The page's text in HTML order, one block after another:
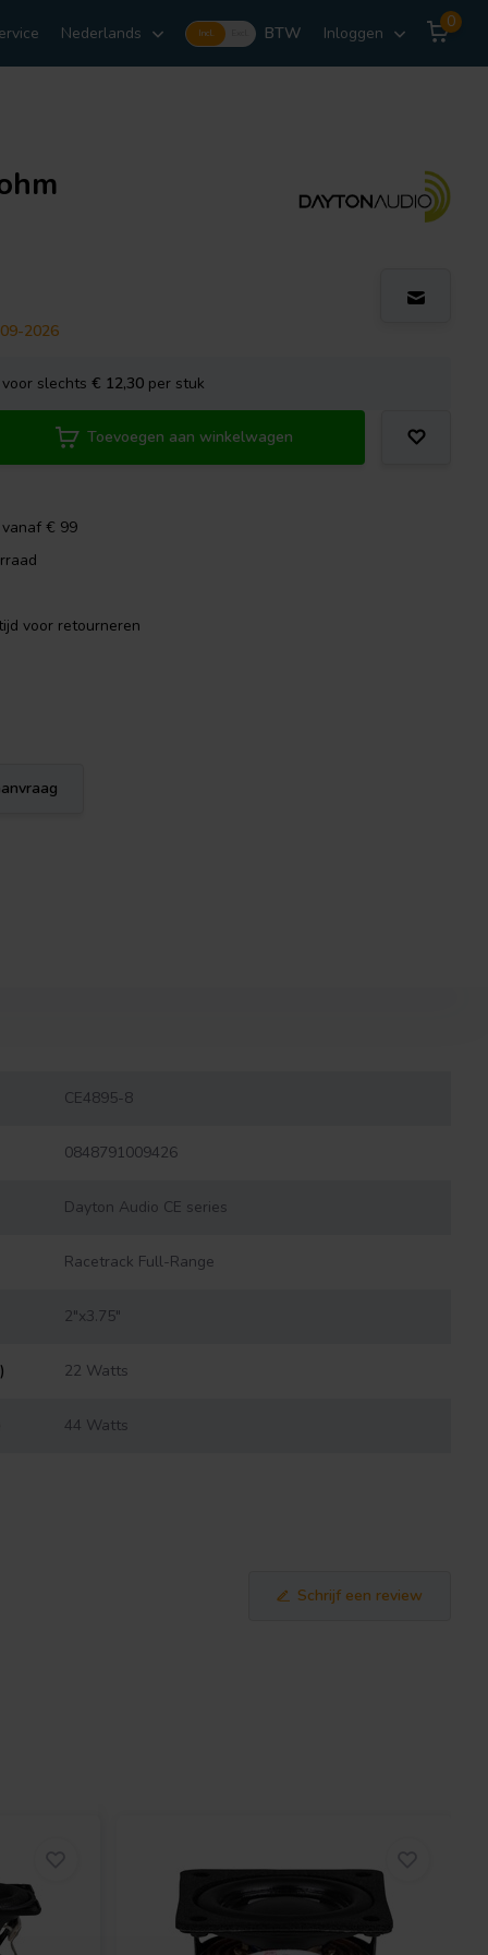
Nederlands Incl. BTW Inloggen
0
2026
voor slechts€ 12,30 per stuk
Toevoegen aan winkelwagen
€ 99
voor retourneren
CE4895-8
0848791009426
Dayton Audio CE series
Racetrack Full-Range
2"x3.75"
22 Watts
44 Watts
Schrijf een review